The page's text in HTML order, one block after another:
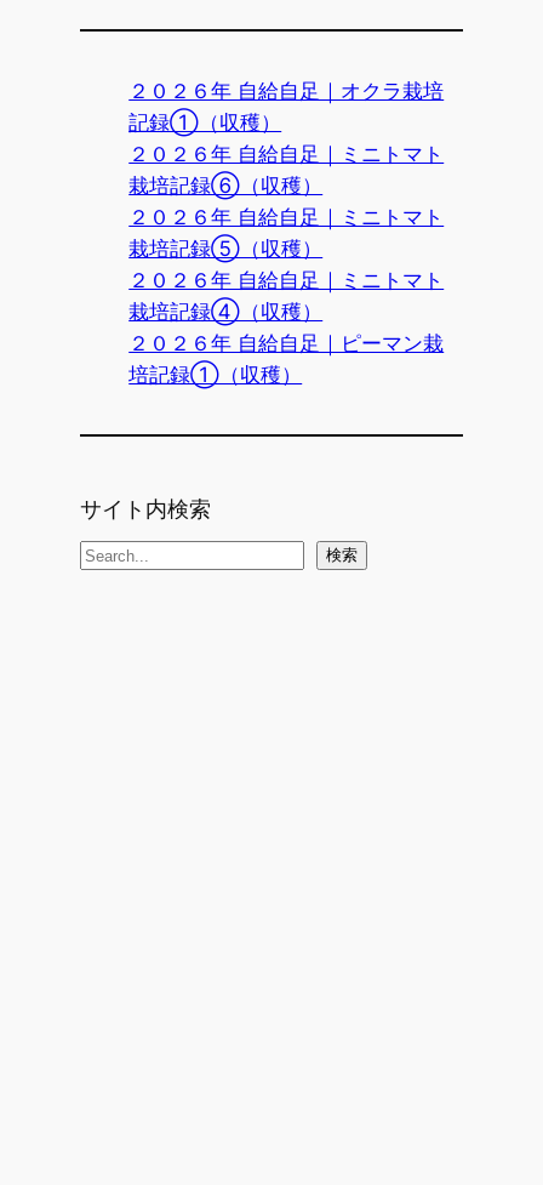
２０２６年 自給自足｜オクラ栽培
記録①（収穫）
２０２６年 自給自足｜ミニトマト
栽培記録⑥（収穫）
２０２６年 自給自足｜ミニトマト
栽培記録⑤（収穫）
２０２６年 自給自足｜ミニトマト
栽培記録④（収穫）
２０２６年 自給自足｜ピーマン栽
培記録①（収穫）
サイト内検索
検
検索